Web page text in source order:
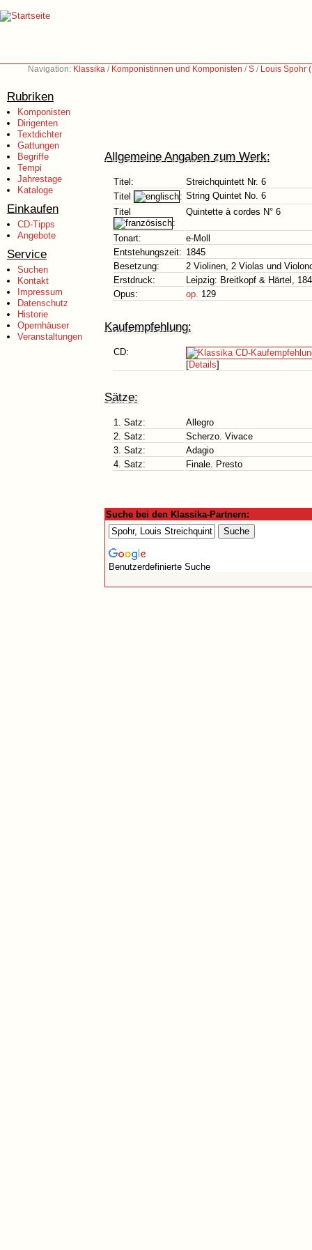
Navigation: Klassika / Komponistinnen und Komponisten /S / Louis Spohr
Rubriken
Komponisten
Dirigenten
Textdichter
Gattungen
Begriffe
Tempi
Jahrestage
Kataloge
Einkaufen
CD-Tipps
Angebote
Service
Suchen
Kontakt
Impressum
Datenschutz
Historie
Opernhäuser
Veranstaltungen
Allgemeine Angaben zum Werk:
Titel:
Streichquintett Nr. 6
Titel
: String Quintet No. 6
Titel
:
Quintette à cordes N° 6
Tonart:
e-Moll
Entstehungszeit: 1845
Besetzung:
2 Violinen, 2 Violas und
Erstdruck:
Leipzig: Breitkopf & Härtel,
Opus:
op. 129
Kaufempfehlung:
CD:
[Details]
Sätze:
1. Satz:
Allegro
2. Satz:
Scherzo. Vivace
3. Satz:
Adagio
4. Satz:
Finale. Presto
Suche bei den Klassika-Partnern:
Benutzerdefinierte Suche